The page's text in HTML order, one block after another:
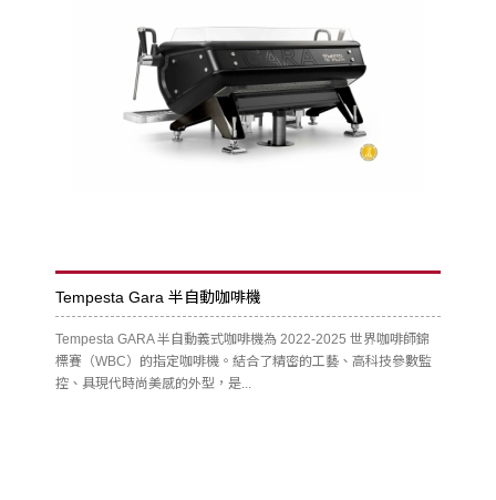
Tempesta Gara 半自動咖啡機
Tempesta GARA 半自動義式咖啡機為 2022-2025 世界咖啡師錦
標賽（WBC）的指定咖啡機。結合了精密的工藝、高科技參數監
控、具現代時尚美感的外型，是...